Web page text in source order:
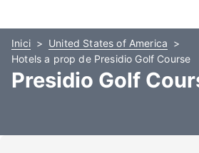
Inici
United States of America
Hotels a prop de Presidio Golf Course
Presidio Golf